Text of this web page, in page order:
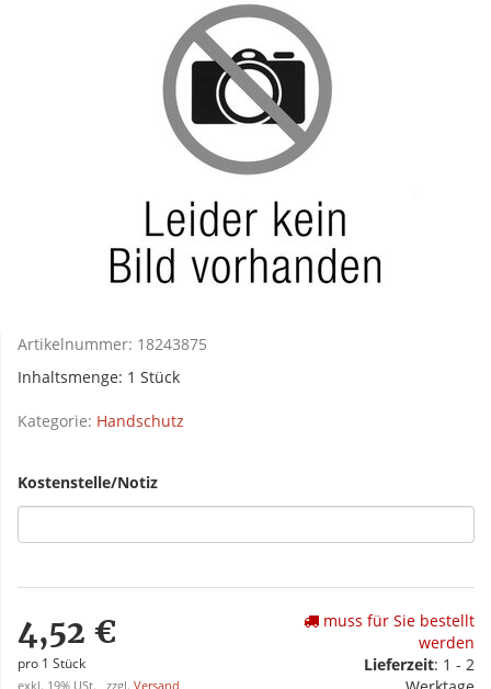
Artikelnummer: 18243875
Inhaltsmenge: 1 Stück
Kategorie: Handschutz
Kostenstelle/Notiz
4,52 €
pro 1 Stück
exkl. 19% USt. , zzgl. Versand
muss für Sie bestellt
werden
Lieferzeit: 1 - 2